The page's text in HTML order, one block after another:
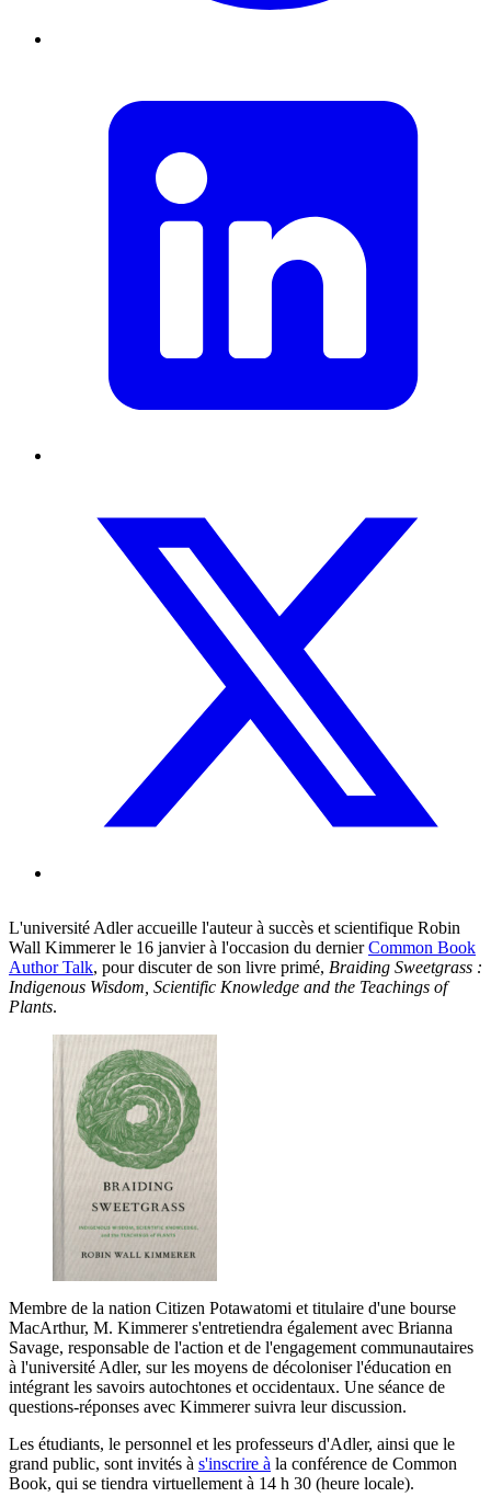
L'université Adler accueille l'auteur à succès et scientifique Robin
Wall Kimmerer le 16 janvier à l'occasion du dernierCommon Book
Author Talk, pour discuter de son livre primé, Braiding Sweetgrass :
Indigenous Wisdom, Scientific Knowledge and the Teachings of
Plants.
Membre de la nation Citizen Potawatomi et titulaire d'une bourse
MacArthur, M. Kimmerer s'entretiendra également avec Brianna
Savage, responsable de l'action et de l'engagement communautaires
à l'université Adler, sur les moyens de décoloniser l'éducation en
intégrant les savoirs autochtones et occidentaux. Une séance de
questions-réponses avec Kimmerer suivra leur discussion.
Les étudiants, le personnel et les professeurs d'Adler, ainsi que le
grand public, sont invités à s'inscrire à la conférence de Common
Book, qui se tiendra virtuellement à 14 h 30 (heure locale).